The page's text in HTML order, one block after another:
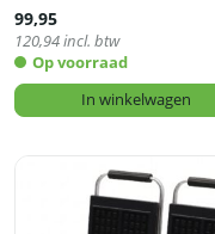
99,95
120,94incl. btw
Op voorraad
In winkelwagen